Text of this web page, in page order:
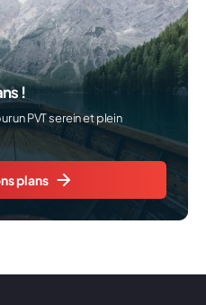
!
un PVT serein et plein
plans